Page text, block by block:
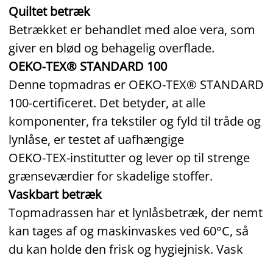
Quiltet betræk
Betrækket er behandlet med aloe vera, som
giver en blød og behagelig overflade.
OEKO‑TEX® STANDARD 100
Denne topmadras er OEKO‑TEX® STANDARD
100‑certificeret. Det betyder, at alle
komponenter, fra tekstiler og fyld til tråde og
lynlåse, er testet af uafhængige
OEKO‑TEX‑institutter og lever op til strenge
grænseværdier for skadelige stoffer.
Vaskbart betræk
Topmadrassen har et lynlåsbetræk, der nemt
kan tages af og maskinvaskes ved 60°C, så
du kan holde den frisk og hygiejnisk. Vask